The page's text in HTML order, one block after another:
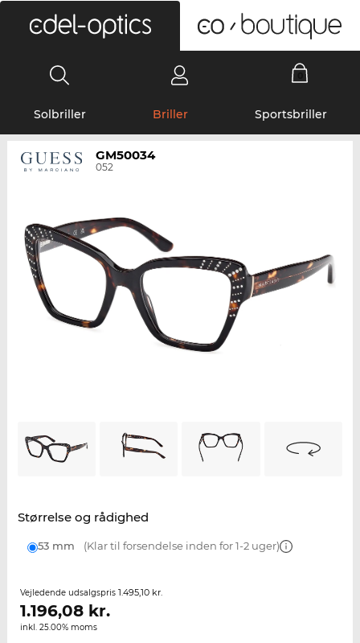
Solbriller Briller Sportsbriller
GM50034
052
Størrelse og rådighed
53 mm (Klar til forsendelse inden for 1-2 uger)
Vejledende udsalgspris 1.495,10 kr.
1.196,08kr.
inkl. 25.00% moms